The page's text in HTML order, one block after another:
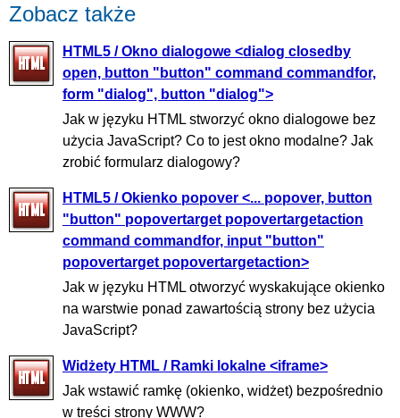
Zobacz także
HTML5 / Okno dialogowe <dialog closedby
open, button "button" command commandfor,
form "dialog", button "dialog">
Jak w języku HTML stworzyć okno dialogowe bez
użycia JavaScript? Co to jest okno modalne? Jak
zrobić formularz dialogowy?
HTML5 / Okienko popover <... popover, button
"button" popovertarget popovertargetaction
command commandfor, input "button"
popovertarget popovertargetaction>
Jak w języku HTML otworzyć wyskakujące okienko
na warstwie ponad zawartością strony bez użycia
JavaScript?
Widżety HTML / Ramki lokalne <iframe>
Jak wstawić ramkę (okienko, widżet) bezpośrednio
w treści strony WWW?